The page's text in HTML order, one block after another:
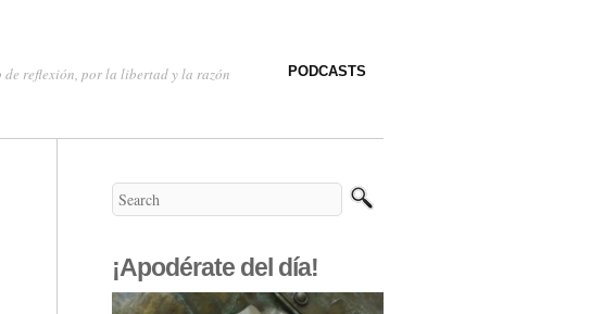
de reflexión, por la libertad y la razón PODCASTS
¡Apodérate del día!